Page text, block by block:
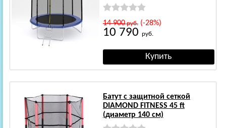
14 900руб.(-28%)
10 790 руб.
Батут с защитной сеткой
DIAMOND FITNESS 45 ft
(диаметр 140 см)